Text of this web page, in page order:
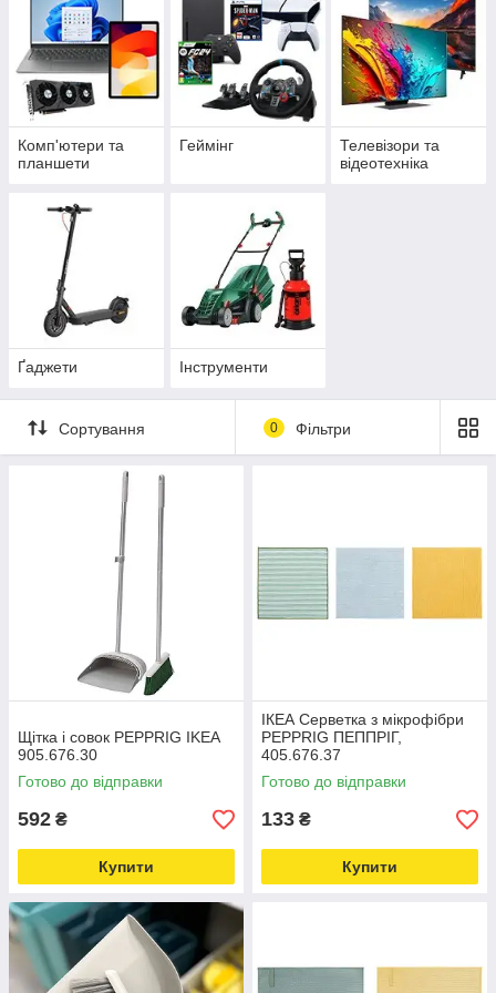
Комп'ютери та
планшети
Геймінг
Телевізори та
відеотехніка
Ґаджети Інструменти
Сортування 0 Фільтри
Щітка і совок PEPPRIG IKEA
905.676.30
Готово до відправки
592 ₴
Купити
ІКЕА Серветка з мікрофібри
PEPPRIG ПЕППРІГ,
405.676.37
Готово до відправки
133 ₴
Купити